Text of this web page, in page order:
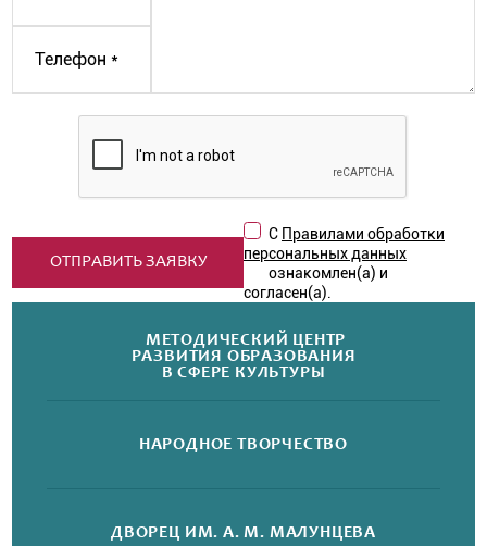
С Правилами обработки
персональных данных
ознакомлен(а) и
согласен(а).
МЕТОДИЧЕСКИЙ ЦЕНТР
РАЗВИТИЯ ОБРАЗОВАНИЯ
В СФЕРЕ КУЛЬТУРЫ
НАРОДНОЕ ТВОРЧЕСТВО
ДВОРЕЦ ИМ. А. М. МАЛУНЦЕВА